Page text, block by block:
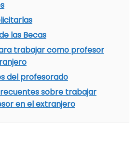
las Becas
trabajar como profesor
del profesorado
sobre trabajar
en el extranjero